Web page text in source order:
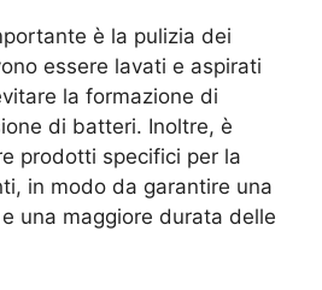
è la pulizia dei
essere lavati e aspirati
la formazione di
di batteri. Inoltre, è
prodotti specifici per la
in modo da garantire una
una maggiore durata delle